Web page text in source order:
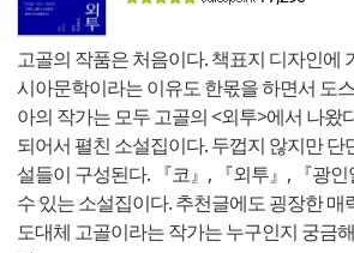
고골의 작품은 처음이다. 책표지 디자인에
시아문학이라는 이유도 한몫을 하면서 도
아의 작가는 모두 고골의 <외투>에서 나왔
되어서 펼친 소설집이다. 두껍지 않지만 단
설들이 구성된다. 『코』, 『외투』, 『광
수 있는 소설집이다. 추천글에도 굉장한 매
도대체 고골이라는 작가는 누구인지 궁금